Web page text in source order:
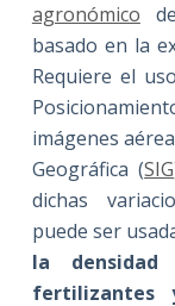
agronómico
basado en la
Requiere el
imágenes
Geográfica (SIG
dichas
puede ser
la
fertilizantes